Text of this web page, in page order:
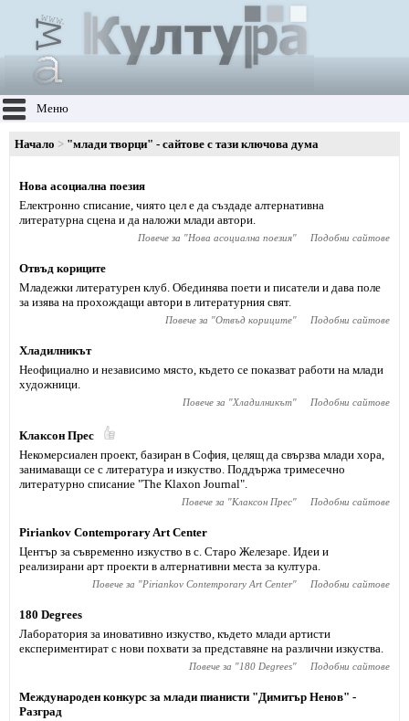
Меню
Начало "млади творци" - сайтове с тази ключова дума
Нова асоциална поезия
Електронно списание, чиято цел е да създаде алтернативна
литературна сцена и да наложи млади автори.
Повече за "Нова асоциална поезия" Подобни сайтове
Отвъд кориците
Младежки литературен клуб. Обединява поети и писатели и дава поле
за изява на прохождащи автори в литературния свят.
Повече за "Отвъд кориците" Подобни сайтове
Хладилникът
Неофициално и независимо място, където се показват работи на млади
художници.
Повече за "Хладилникът" Подобни сайтове
Клаксон Прес
Некомерсиален проект, базиран в София, целящ да свързва млади хора,
занимаващи се с литература и изкуство. Поддържа тримесечно
литературно списание "The Klaxon Journal".
Повече за "Клаксон Прес" Подобни сайтове
Piriankov Contemporary Art Center
Център за съвременно изкуство в с. Старо Железаре. Идеи и
реализирани арт проекти в алтернативни места за култура.
Повече за "Piriankov Contemporary Art Center" Подобни сайтове
180 Degrees
Лаборатория за иновативно изкуство, където млади артисти
експериментират с нови похвати за представяне на различни изкуства.
Повече за "180 Degrees" Подобни сайтове
Международен конкурс за млади пианисти "Димитър Ненов" -
Разград